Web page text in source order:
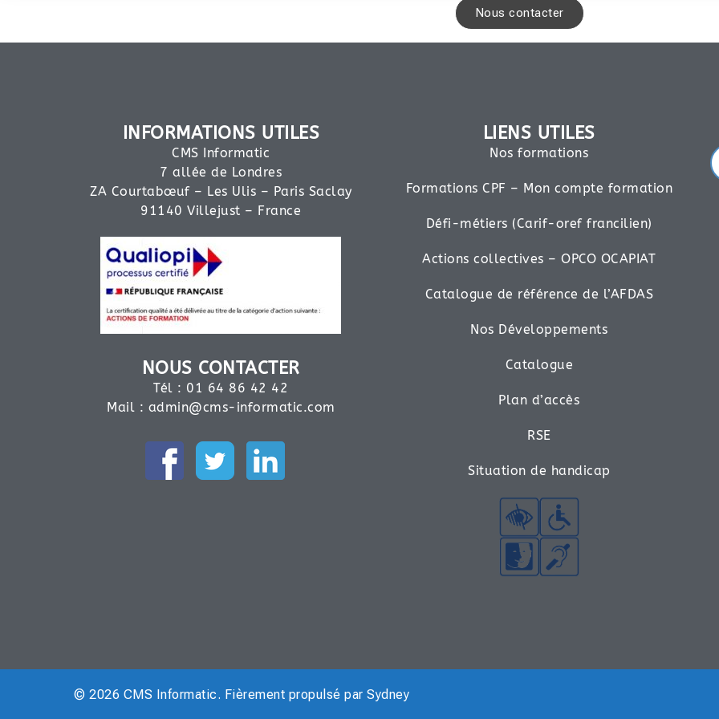
Nous contacter
INFORMATIONS UTILES
CMS Informatic
7 allée de Londres
ZA Courtabœuf – Les Ulis – Paris Saclay
91140 Villejust – France
NOUS CONTACTER
Tél : 01 64 86 42 42
Mail : admin@cms-informatic.com
LIENS UTILES
Nos formations
Formations CPF – Mon compte formation
Défi-métiers (Carif-oref francilien)
Actions collectives – OPCO OCAPIAT
Catalogue de référence de l’AFDAS
Nos Développements
Catalogue
Plan d’accès
RSE
Situation de handicap
© 2026 CMS Informatic. Fièrement propulsé par Sydney